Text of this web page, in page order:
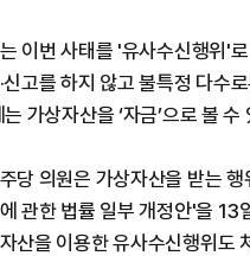
이번 사태를 '유사수신행위'
신고를 하지 않고 불특정 다수
가상자산을 ‘자금’으로 볼
당 의원은 가상자산을 받는
관한 법률 일부 개정안'을 13
산을 이용한 유사수신행위도